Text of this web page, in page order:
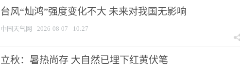
台风“灿鸿”强度变化不大 未来对我国无影响
中国天气网 2026-08-07 10:27
立秋：暑热尚存 大自然已埋下红黄伏笔